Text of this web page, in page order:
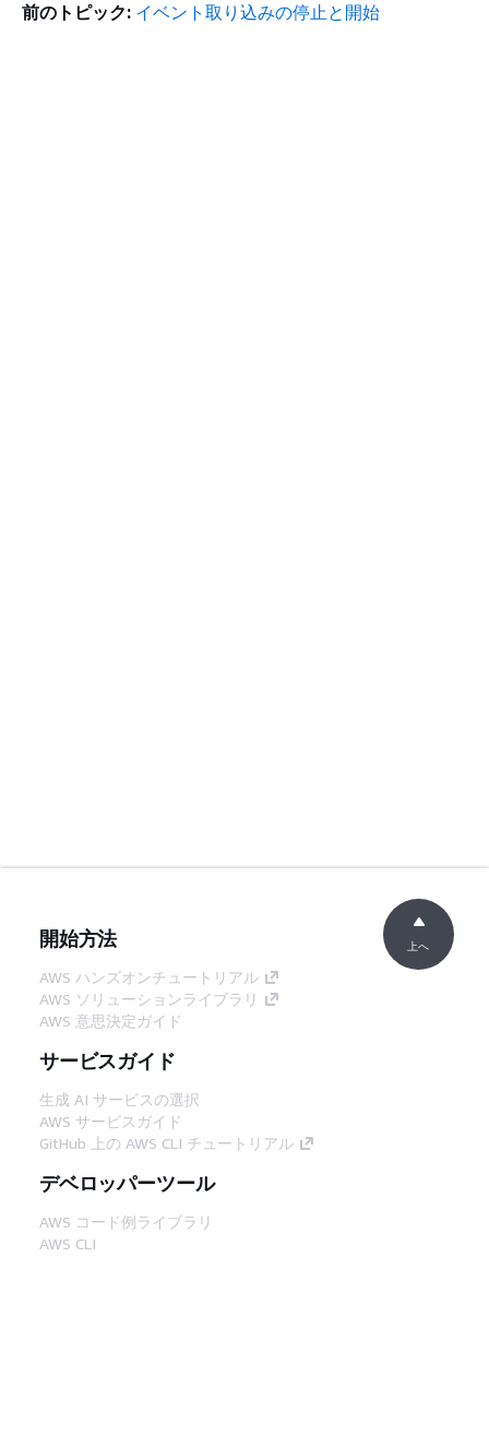
前のトピック: イベント取り込みの停止と開始
開始方法
AWS ハンズオンチュートリアル
AWS ソリューションライブラリ
AWS 意思決定ガイド
サービスガイド
生成 AI サービスの選択
AWS サービスガイド
GitHub 上の AWS CLI チュートリアル
デベロッパーツール
AWS コード例ライブラリ
AWS CLI
上へ